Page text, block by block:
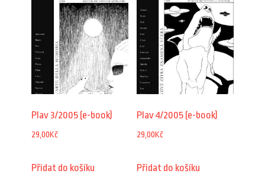
Plav 3/2005 (e-book)
29,00Kč
Přidat do košíku
Plav 4/2005 (e-book)
29,00Kč
Přidat do košíku